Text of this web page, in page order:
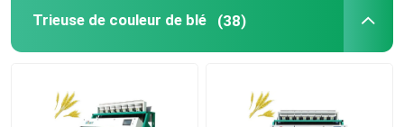
Trieuse de couleur de blé (38)